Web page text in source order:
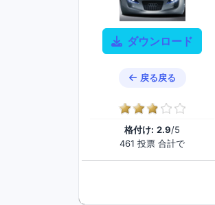
ダウンロード
戻る戻る
格付け: 2.9/5
461 投票 合計で